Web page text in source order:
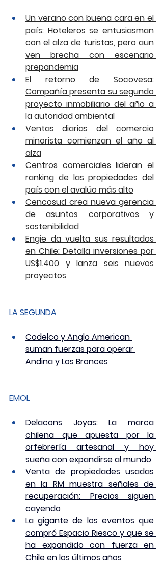
Un verano con buena cara en el
país: Hoteleros se entusiasman
con el alza de turistas, pero aun
ven brecha con escenario
prepandemia
El retorno de Socovesa:
Compañía presenta su segundo
proyecto inmobiliario del año a
la autoridad ambiental
Ventas diarias del comercio
minorista comienzan el año al
alza
Centros comerciales lideran el
ranking de las propiedades del
país con el avalúo más alto
Cencosud crea nueva gerencia
de asuntos corporativos y
sostenibilidad
Engie da vuelta sus resultados
en Chile: Detalla inversiones por
US$1.400 y lanza seis nuevos
proyectos
LA SEGUNDA
Codelco y Anglo American
suman fuerzas para operar
Andina y Los Bronces
EMOL
Delacons Joyas: La marca
chilena que apuesta por la
orfebrería artesanal y hoy
sueña con expandirse al mundo
Venta de propiedades usadas
en la RM muestra señales de
recuperación: Precios siguen
cayendo
La gigante de los eventos que
compró Espacio Riesco y que se
ha expandido con fuerza en
Chile en los últimos años